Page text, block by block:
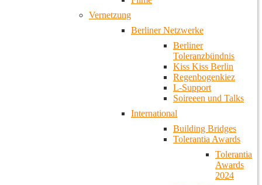
Vernetzung
Berliner Netzwerke
Berliner
Toleranzbündnis
Kiss Kiss Berlin
Regenbogenkiez
L-Support
Soireeen und Talks
International
Building Bridges
Tolerantia Awards
Tolerantia
Awards
2024